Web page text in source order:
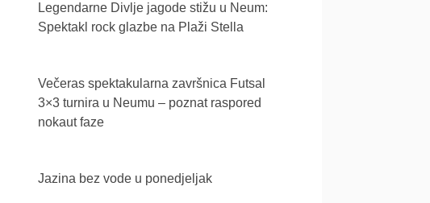
Legendarne Divlje jagode stižu u Neum:
Spektakl rock glazbe na Plaži Stella
Večeras spektakularna završnica Futsal
3×3 turnira u Neumu – poznat raspored
nokaut faze
Jazina bez vode u ponedjeljak